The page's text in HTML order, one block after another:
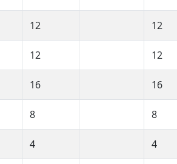
12 12
12 12
16 16
8 8
4 4